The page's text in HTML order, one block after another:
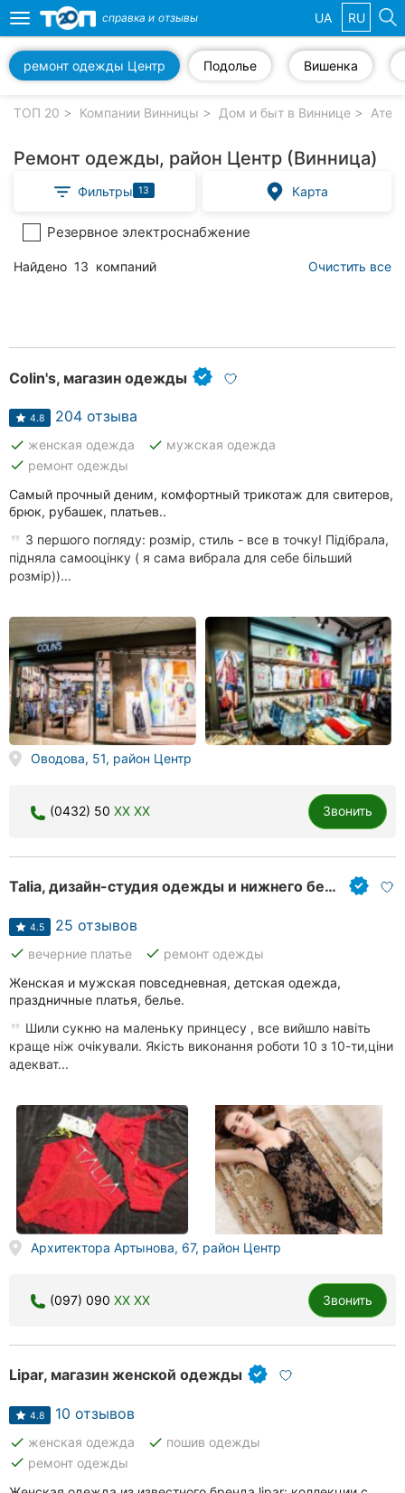
компании
Частные
клиники
Автошколы
Рестораны
Все
рубрики
Все
города:
Винница
Житомир
Тернополь
Киев
Харьков
Запорожье
Днепр
Кривой
Рог
Николаев
Херсон
Чернигов
Сумы
Ивано-
Toggle
navigation
справка и отзывы UA RU
Подолье Вишенка
ремонт одежды Центр
ТОП 20 Компании Винницы Дом и быт в Виннице
Ремонт одежды, район Центр (Винница)
Фильтры 13 Карта
Резервное электроснабжение
Найдено 13 компаний Очистить все
Сolin's, магазин одежды
4.8 204 отзыва
done женская одежда done мужская одежда
done ремонт одежды
Самый прочный деним, комфортный трикотаж для свитеров,
брюк, рубашек, платьев..
З першого погляду: розмір, стиль - все в точку! Підібрала,
підняла самооцінку ( я сама вибрала для себе більший
розмір))...
Оводова, 51, район Центр
(0432) 50 XX XX Звонить
Talia, дизайн-студия одежды и нижнего белья
4.5 25 отзывов
done вечерние платье done ремонт одежды
Женская и мужская повседневная, детская одежда,
праздничные платья, белье.
Шили сукню на маленьку принцесу , все вийшло навіть
краще ніж очікували. Якість виконання роботи 10 з 10-ти,ціни
адекват...
Архитектора Артынова, 67, район Центр
(097) 090 XX XX Звонить
Lipar, магазин женской одежды
4.8 10 отзывов
done женская одежда done пошив одежды
done ремонт одежды